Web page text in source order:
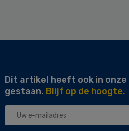
Dit artikel heeft ook in
gestaan. Blijf op de hoogte.
Uw